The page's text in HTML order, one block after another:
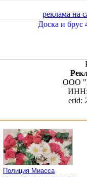
реклама на
ООО
ИНН:
erid:
Полиция Миасса